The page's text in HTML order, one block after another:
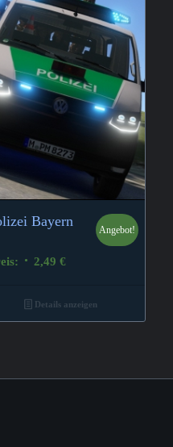
Bayern
2,49 €Aktueller
Angebot!
Details anzeigen